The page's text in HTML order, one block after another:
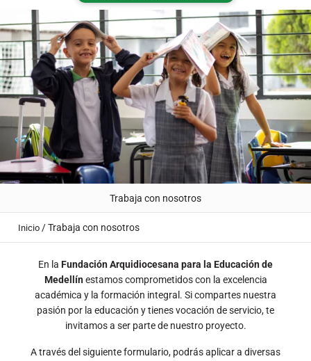
Trabaja con nosotros
Inicio /Trabaja con nosotros
En la Fundación Arquidiocesana para la Educación de
Medellínestamos comprometidos con la excelencia
académica y la formación integral. Si compartes nuestra
pasión por la educación y tienes vocación de servicio, te
invitamos a ser parte de nuestro proyecto.
A través del siguiente formulario, podrás aplicar a diversas